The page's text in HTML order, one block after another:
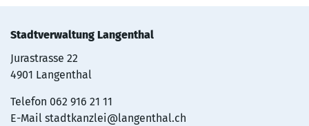
Stadtverwaltung Langenthal
Jurastrasse 22
4901 Langenthal
Telefon 062 916 21 11
E-Mail stadtkanzlei@langenthal.ch